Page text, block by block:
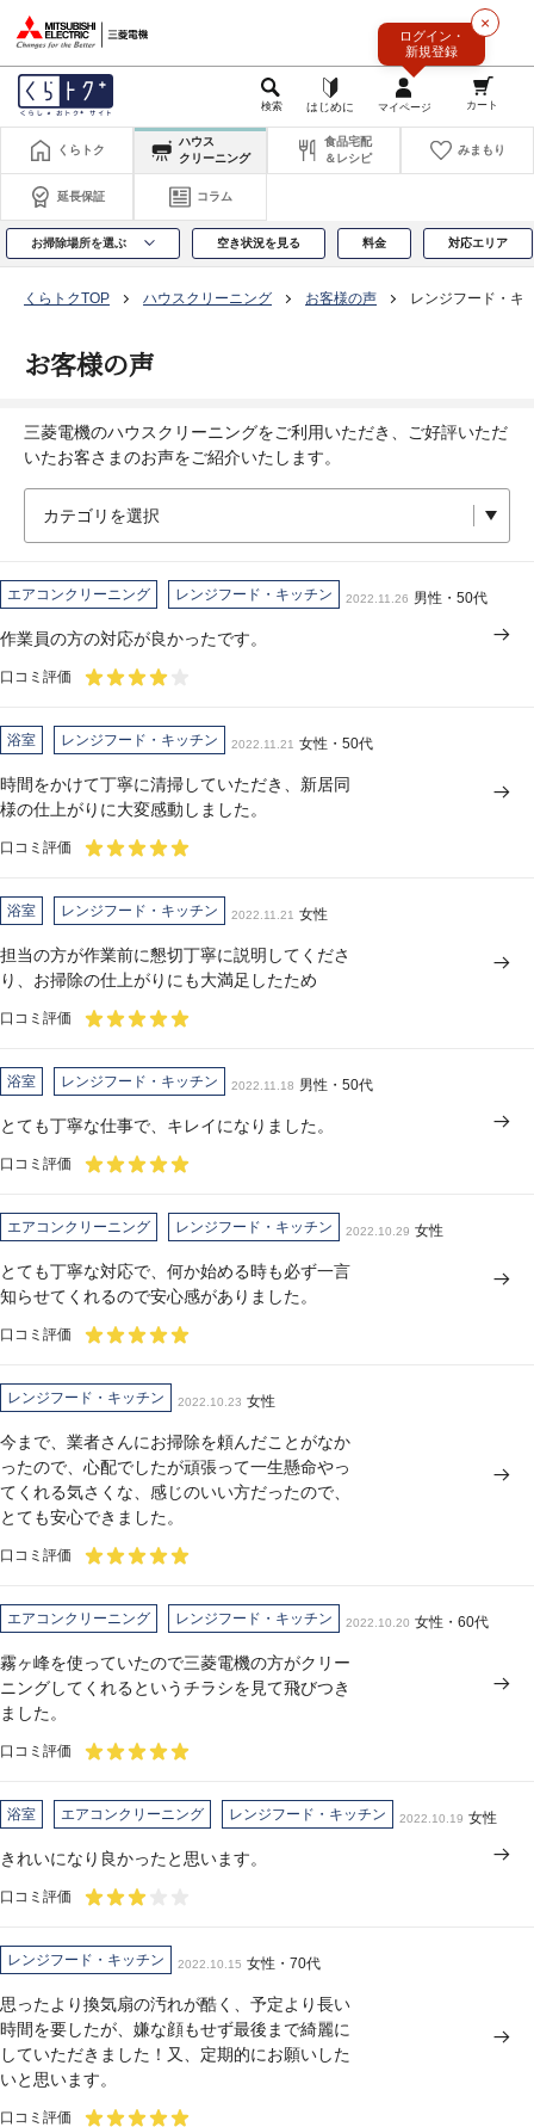
×
ログイン・
新規登録
くらトク
ハウス
クリーニング
食品宅配
＆レシピ
みまもり
延長保証 コラム
お掃除場所を選ぶ 空き状況を見る 料金 対応エリア
くらトクTOP ハウスクリーニング お客様の声 レンジフード・キ
お客様の声
三菱電機のハウスクリーニングをご利用いただき、ご好評いただ
いたお客さまのお声をご紹介いたします。
エアコンクリーニング レンジフード・キッチン 2022.11.26 男性・50代
作業員の方の対応が良かったです。
口コミ評価
浴室 レンジフード・キッチン 2022.11.21 女性・50代
時間をかけて丁寧に清掃していただき、新居同
様の仕上がりに大変感動しました。
口コミ評価
浴室 レンジフード・キッチン 2022.11.21 女性
担当の方が作業前に懇切丁寧に説明してくださ
り、お掃除の仕上がりにも大満足したため
口コミ評価
浴室 レンジフード・キッチン 2022.11.18 男性・50代
とても丁寧な仕事で、キレイになりました。
口コミ評価
エアコンクリーニング レンジフード・キッチン 2022.10.29 女性
とても丁寧な対応で、何か始める時も必ず一言
知らせてくれるので安心感がありました。
口コミ評価
レンジフード・キッチン 2022.10.23 女性
今まで、業者さんにお掃除を頼んだことがなか
ったので、心配でしたが頑張って一生懸命やっ
てくれる気さくな、感じのいい方だったので、
とても安心できました。
口コミ評価
エアコンクリーニング レンジフード・キッチン 2022.10.20 女性・60代
霧ヶ峰を使っていたので三菱電機の方がクリー
ニングしてくれるというチラシを見て飛びつき
ました。
口コミ評価
浴室 エアコンクリーニング レンジフード・キッチン 2022.10.19 女性
きれいになり良かったと思います。
口コミ評価
レンジフード・キッチン 2022.10.15 女性・70代
思ったより換気扇の汚れが酷く、予定より長い
時間を要したが、嫌な顔もせず最後まで綺麗に
していただきました！又、定期的にお願いした
いと思います。
口コミ評価